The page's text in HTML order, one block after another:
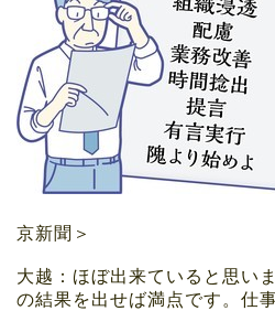
京新聞＞
大越：ほぼ出来ていると思い
の結果を出せば満点です。仕